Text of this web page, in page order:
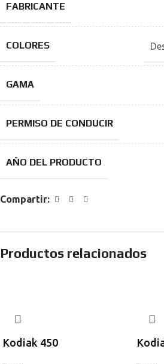
FABRICANTE
COLORES
GAMA
PERMISO DE CONDUCIR
AÑO DEL PRODUCTO
Compartir:
Productos relacionados
Kodiak 450